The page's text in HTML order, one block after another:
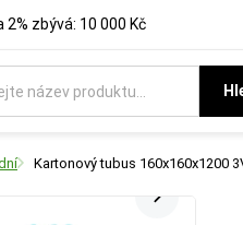
zbývá: 10 000 Kč
Kartonový tubus 160x160x1200